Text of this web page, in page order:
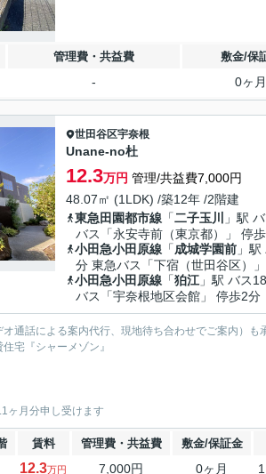
管理費・共益費 敷金/保
- 0ヶ月
世田谷区宇奈根
Unane-no杜
12.3万円 管理/共益費7,000円
48.07㎡ (1LDK) /築12年 /2階建
東急田園都市線 「二子玉川
」駅
バス「永安寺前（東京都）」 停
小田急小田原線 「成城学園前 」
分 東急バス「下宿（世田谷区）
小田急小田原線 「狛江 」駅 バス
バス「宇奈根地区会館」 停歩2分
通話による案内代行、現地待ち合わせでご案内）も
宅『シャーメゾン』
月分申し受けます
賃料 管理費・共益費 敷金/保証金
12.3万円 7,000円 0ヶ月